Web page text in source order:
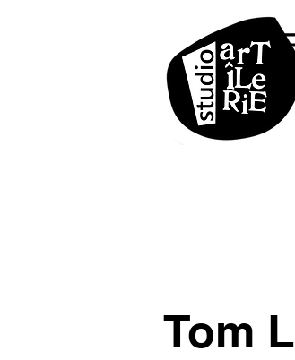
Tom